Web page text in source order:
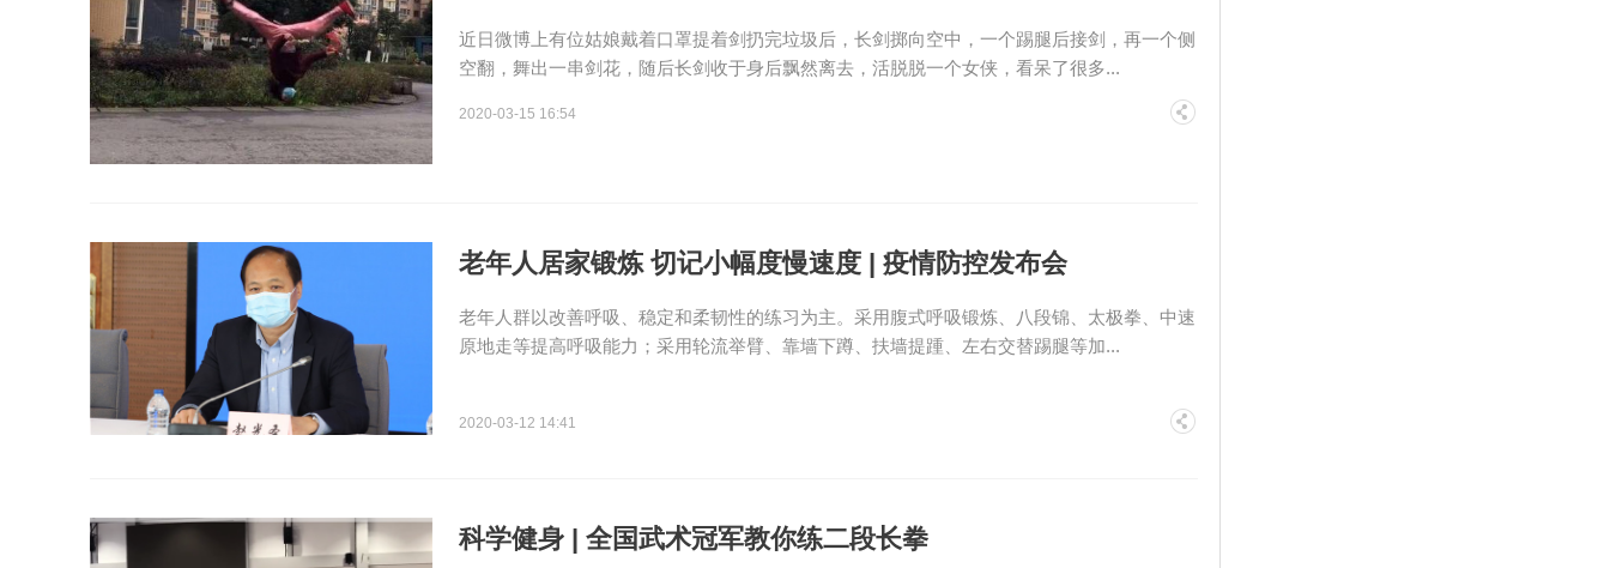
近日微博上有位姑娘戴着口罩提着剑扔完垃圾后，长剑掷向空中，一个踢腿后接剑，再一个侧
空翻，舞出一串剑花，随后长剑收于身后飘然离去，活脱脱一个女侠，看呆了很多...
2020-03-15 16:54
老年人居家锻炼 切记小幅度慢速度 | 疫情防控发布会
老年人群以改善呼吸、稳定和柔韧性的练习为主。采用腹式呼吸锻炼、八段锦、太极拳、中速
原地走等提高呼吸能力；采用轮流举臂、靠墙下蹲、扶墙提踵、左右交替踢腿等加...
2020-03-12 14:41
科学健身 | 全国武术冠军教你练二段长拳